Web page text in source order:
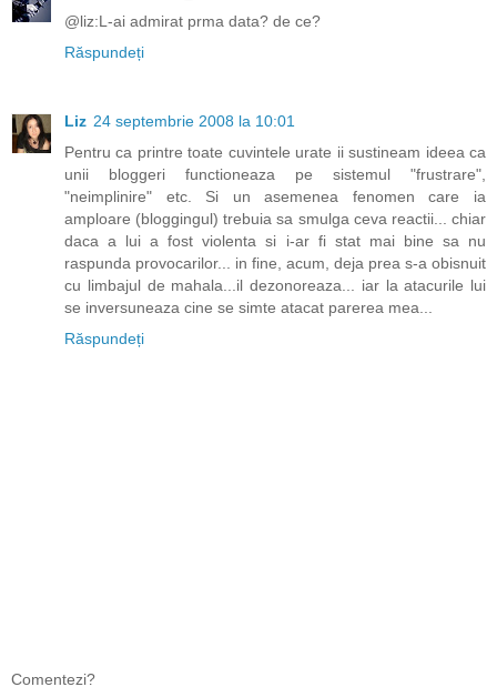
@liz:L-ai admirat prma data? de ce?
Răspundeți
Liz 24 septembrie 2008 la 10:01
Pentru ca printre toate cuvintele urate ii sustineam ideea ca
unii bloggeri functioneaza pe sistemul "frustrare",
"neimplinire" etc. Si un asemenea fenomen care ia
amploare (bloggingul) trebuia sa smulga ceva reactii... chiar
daca a lui a fost violenta si i-ar fi stat mai bine sa nu
raspunda provocarilor... in fine, acum, deja prea s-a obisnuit
cu limbajul de mahala...il dezonoreaza... iar la atacurile lui
se inversuneaza cine se simte atacat parerea mea...
Răspundeți
Comentezi?